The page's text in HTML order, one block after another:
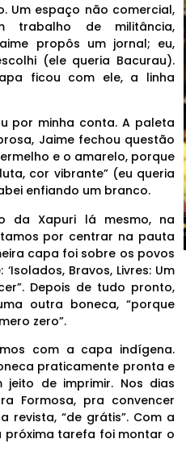
Um espaço não comercial,
trabalho de militância,
propôs um jornal; eu,
(ele queria Bacurau).
ficou com ele, a linha
por minha conta. A paleta
Jaime fechou questão
e o amarelo, porque
cor vibrante” (eu queria
enfiando um branco.
da Xapuri lá mesmo, na
por centrar na pauta
capa foi sobre os povos
Bravos, Livres: Um
Depois de tudo pronto,
outra boneca, “porque
zero”.
com a capa indígena.
praticamente pronta e
de imprimir. Nos dias
Formosa, pra convencer
revista, “de grátis”. Com a
próxima tarefa foi montar o